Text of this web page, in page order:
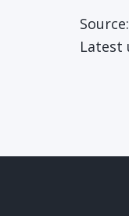
Source:
Latest